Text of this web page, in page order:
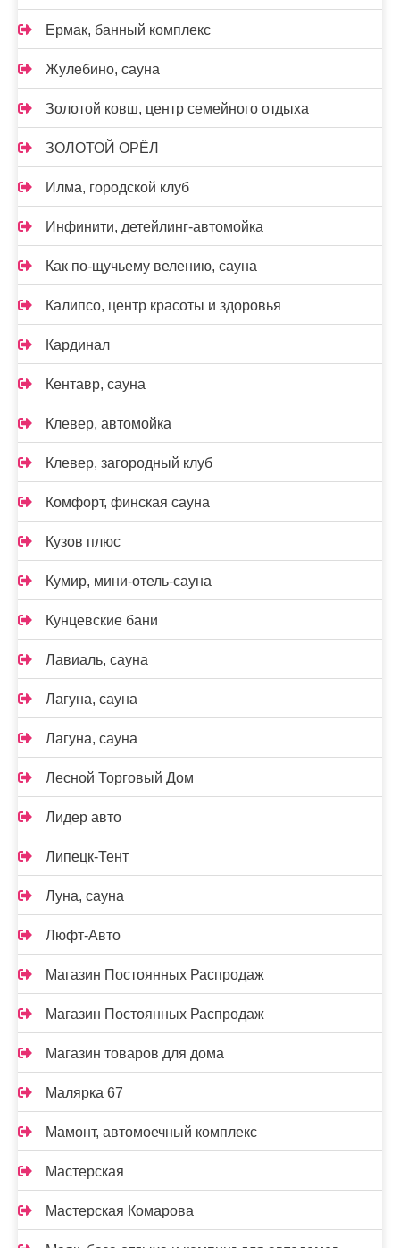
Ермак, банный комплекс
Жулебино, сауна
Золотой ковш, центр семейного отдыха
ЗОЛОТОЙ ОРЁЛ
Илма, городской клуб
Инфинити, детейлинг-автомойка
Как по-щучьему велению, сауна
Калипсо, центр красоты и здоровья
Кардинал
Кентавр, сауна
Клевер, автомойка
Клевер, загородный клуб
Комфорт, финская сауна
Кузов плюс
Кумир, мини-отель-сауна
Кунцевские бани
Лавиаль, сауна
Лагуна, сауна
Лагуна, сауна
Лесной Торговый Дом
Лидер авто
Липецк-Тент
Луна, сауна
Люфт-Авто
Магазин Постоянных Распродаж
Магазин Постоянных Распродаж
Магазин товаров для дома
Малярка 67
Мамонт, автомоечный комплекс
Мастерская
Мастерская Комарова